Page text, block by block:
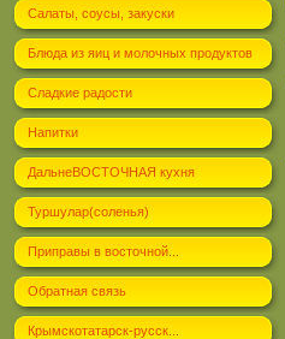
Салаты, соусы, закуски
Блюда из яиц и молочных продуктов
Сладкие радости
Напитки
ДальнеВОСТОЧНАЯ кухня
Туршулар(соленья)
Приправы в восточной...
Обратная связь
Крымскотатарск-русск...